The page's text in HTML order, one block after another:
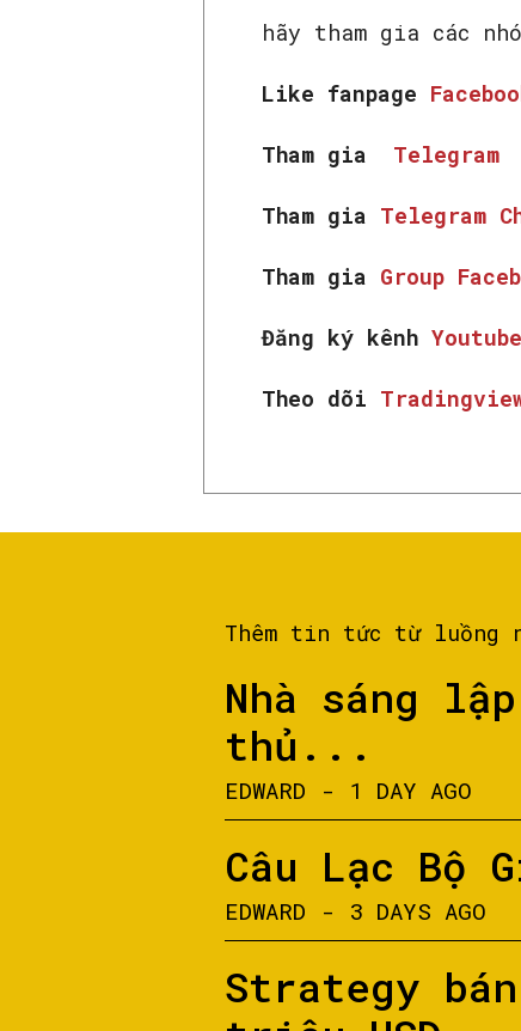
hãy tham gia các
Like fanpage
Tham gia Telegram
Tham gia Telegram
Tham gia Group
Đăng ký kênh Youtube
Theo dõi
Thêm tin tức từ luồng
Nhà sáng
thủ...
EDWARD - 1 DAY AGO
Câu Lạc
EDWARD - 3 DAYS AGO
Strategy